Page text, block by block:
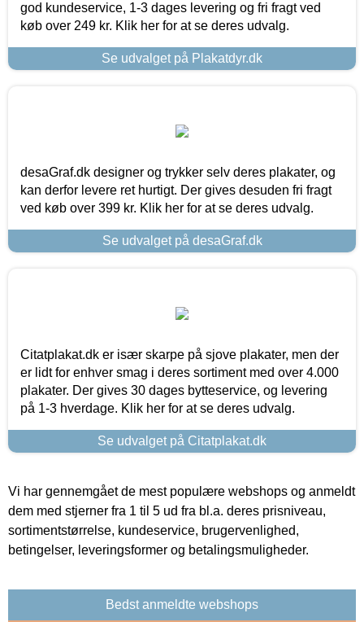
god kundeservice, 1-3 dages levering og fri fragt ved
køb over 249 kr. Klik her for at se deres udvalg.
Se udvalget på Plakatdyr.dk
desaGraf.dk designer og trykker selv deres plakater, og
kan derfor levere ret hurtigt. Der gives desuden fri fragt
ved køb over 399 kr. Klik her for at se deres udvalg.
Se udvalget på desaGraf.dk
Citatplakat.dk er især skarpe på sjove plakater, men der
er lidt for enhver smag i deres sortiment med over 4.000
plakater. Der gives 30 dages bytteservice, og levering
på 1-3 hverdage. Klik her for at se deres udvalg.
Se udvalget på Citatplakat.dk
Vi har gennemgået de mest populære webshops og anmeldt
dem med stjerner fra 1 til 5 ud fra bl.a. deres prisniveau,
sortimentstørrelse, kundeservice, brugervenlighed,
betingelser, leveringsformer og betalingsmuligheder.
Bedst anmeldte webshops